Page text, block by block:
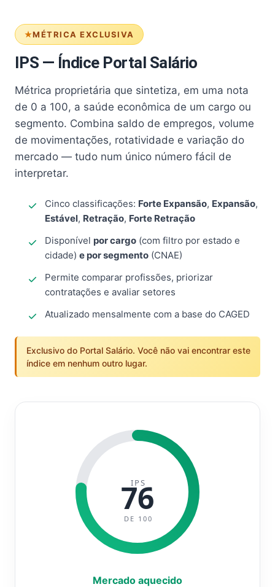
MÉTRICA EXCLUSIVA
IPS — Índice Portal Salário
Métrica proprietária que sintetiza, em uma nota
de 0 a 100, a saúde econômica de um cargo ou
segmento. Combina saldo de empregos, volume
de movimentações, rotatividade e variação do
mercado — tudo num único número fácil de
interpretar.
Cinco classificações: Forte Expansão, Expansão,
Estável, Retração, Forte Retração
Disponível por cargo (com filtro por estado e
cidade) e por segmento (CNAE)
Permite comparar profissões, priorizar
contratações e avaliar setores
Atualizado mensalmente com a base do CAGED
Exclusivo do Portal Salário. Você não vai encontrar este
índice em nenhum outro lugar.
IPS
76
DE 100
Mercado aquecido